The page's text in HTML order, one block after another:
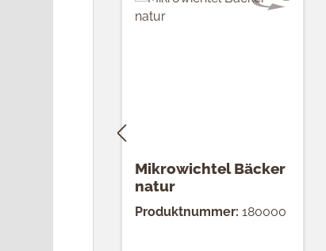
Mikrowichtel Bäcker
natur
Produktnummer: 180000